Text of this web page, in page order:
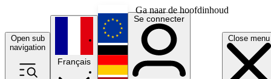
Ga naar de hoofdinhoud
Open sub
navigation
Close menu
Français
English
Deutsch
Se connecter